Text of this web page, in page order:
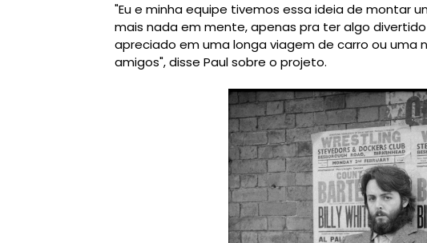
"Eu e minha equipe tivemos essa ideia de montar
mais nada em mente, apenas pra ter algo
apreciado em uma longa viagem de carro ou
amigos", disse Paul sobre o projeto.